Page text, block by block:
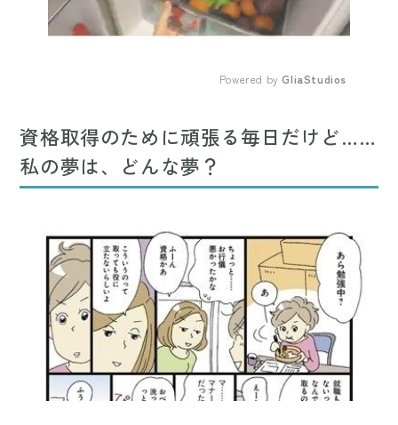
Powered by GliaStudios
資格取得のために頑張る毎日だけど……
私の夢は、どんな夢？